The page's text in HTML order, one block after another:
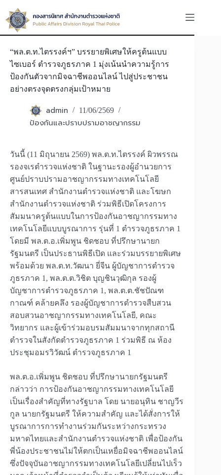
to
content
“พล.ต.ท.ไตรรงค์ฯ” บรรยายพิเศษให้ครูต้นแบบ
ไซเบอร์ ตำรวจภูธรภาค 1 มุ่งเน้นนำความรู้การ
ป้องกันตัวจากมิจฉาชีพออนไลน์ ไปสู่ประชาชน
อย่างตรงจุดตรงกลุ่มเป้าหมาย
admin 11/06/2569
ป้องกันและปราบปรามอาชญากรรม
วันนี้ (11 มิถุนายน 2569) พล.ต.ท.ไตรรงค์ ผิวพรรณ
รองจเรตำรวจแห่งชาติ ในฐานะรองผู้อำนวยการ
ศูนย์ปราบปรามอาชญากรรมทางเทคโนโลยี
สารสนเทศ สำนักงานตำรวจแห่งชาติ และโฆษก
สำนักงานตำรวจแห่งชาติ ร่วมพิธีเปิดโครงการ
สัมมนาครูต้นแบบในการป้องกันอาชญากรรมทาง
เทคโนโลยีแบบบูรณาการ รุ่นที่ 1 ตำรวจภูธรภาค 1
โดยมี พล.ต.อ.เพิ่มพูน ชิดชอบ ที่ปรึกษานายก
รัฐมนตรี เป็นประธานพิธีเปิด และร่วมบรรยายพิเศษ
พร้อมด้วย พล.ต.ท.วัฒนา ยี่จีน ผู้บัญชาการตำรวจ
ภูธรภาค 1, พล.ต.ต.วิชิต บุญชินวุฒิกุล รองผู้
บัญชาการตำรวจภูธรภาค 1, พล.ต.ต.ชัชปัณฑ
กาณฑ์ คล้ายคลึง รองผู้บัญชาการตำรวจสืบสวน
สอบสวนอาชญากรรมทางเทคโนโลยี, คณะ
วิทยากร และผู้เข้าร่วมอบรมสัมมนาจากทุกสถานี
ตำรวจในสังกัดตำรวจภูธรภาค 1 ร่วมพิธี ณ ห้อง
ประชุมอมรวิวัฒน์ ตำรวจภูธรภาค 1
พล.ต.อ.เพิ่มพูน ชิดชอบ ที่ปรึกษานายกรัฐมนตรี
กล่าวว่า การป้องกันอาชญากรรมทางเทคโนโลยี
เป็นเรื่องสำคัญที่ทางรัฐบาล โดย นายอนุทิน ชาญวีร
กูล นายกรัฐมนตรี ให้ความสำคัญ และได้สั่งการให้
บูรณาการการทำงานร่วมกันระหว่างกระทรวง
มหาดไทยและสำนักงานตำรวจแห่งชาติ เพื่อป้องกัน
พี่น้องประชาชนไม่ให้ตกเป็นเหยื่อมิจฉาชีพออนไลน์
ซึ่งปัจจุบันอาชญากรรมทางเทคโนโลยีเปลี่ยนไปเร็ว